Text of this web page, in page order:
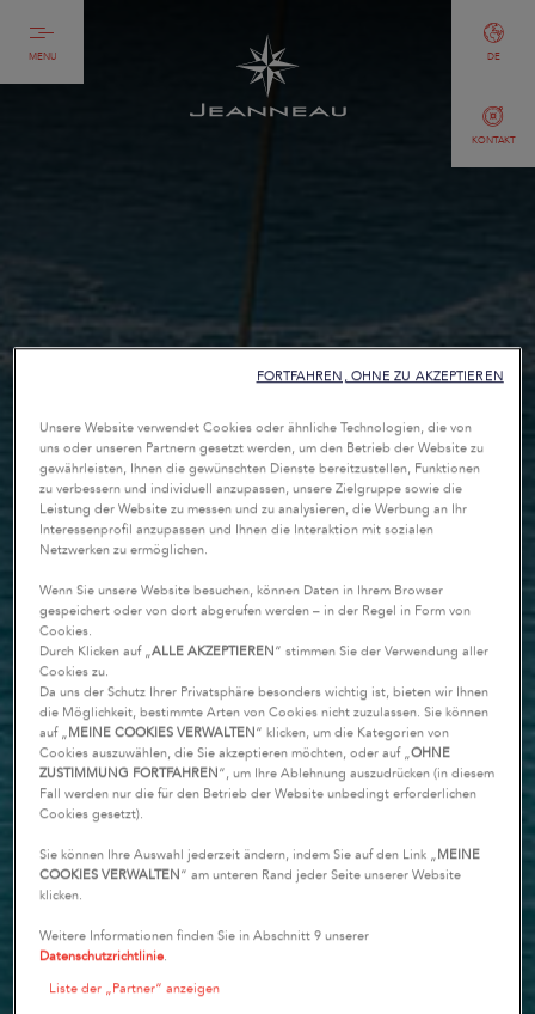
MENU
KONTAKT
DE
Unsere Website verwendet Cookies oder ähnliche Technologien, die von
uns oder unseren Partnern gesetzt werden, um den Betrieb der Website zu
gewährleisten, Ihnen die gewünschten Dienste bereitzustellen, Funktionen
zu verbessern und individuell anzupassen, unsere Zielgruppe sowie die
Leistung der Website zu messen und zu analysieren, die Werbung an Ihr
Interessenprofil anzupassen und Ihnen die Interaktion mit sozialen
Netzwerken zu ermöglichen.
Wenn Sie unsere Website besuchen, können Daten in Ihrem Browser
gespeichert oder von dort abgerufen werden – in der Regel in Form von
Cookies.
Durch Klicken auf „ALLE AKZEPTIEREN“ stimmen Sie der Verwendung aller
Cookies zu.
Da uns der Schutz Ihrer Privatsphäre besonders wichtig ist, bieten wir Ihnen
die Möglichkeit, bestimmte Arten von Cookies nicht zuzulassen. Sie können
auf „MEINE COOKIES VERWALTEN“ klicken, um die Kategorien von
Cookies auszuwählen, die Sie akzeptieren möchten, oder auf „OHNE
ZUSTIMMUNG FORTFAHREN“, um Ihre Ablehnung auszudrücken (in diesem
Fall werden nur die für den Betrieb der Website unbedingt erforderlichen
Cookies gesetzt).
Sie können Ihre Auswahl jederzeit ändern, indem Sie auf den Link „MEINE
COOKIES VERWALTEN“ am unteren Rand jeder Seite unserer Website
klicken.
Weitere Informationen finden Sie in Abschnitt 9 unserer
Datenschutzrichtlinie.
Liste der „Partner“ anzeigen
FORTFAHREN, OHNE ZU AKZEPTIEREN